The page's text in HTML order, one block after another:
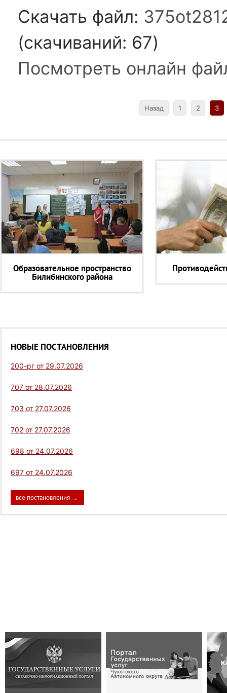
Скачать файл:
(cкачиваний: 67)
Посмотреть онлайн
Назад 1 2 3
Образовательное пространство
Билибинского района
НОВЫЕ ПОСТАНОВЛЕНИЯ
200-рг от 29.07.2026
707 от 28.07.2026
703 от 27.07.2026
702 от 27.07.2026
698 от 24.07.2026
697 от 24.07.2026
все постановления →